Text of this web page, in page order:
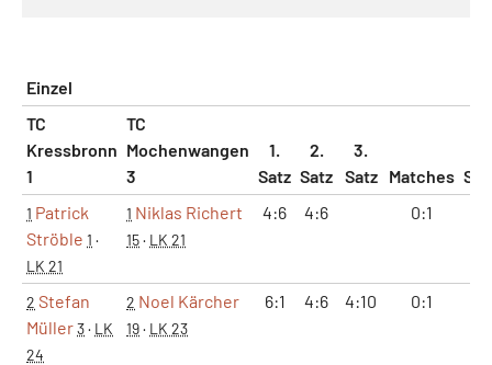
Einzel
TC
Kressbronn
1
TC
Mochenwangen
3
1.
Satz
2.
Satz
3.
Satz
Matches
1 Patrick
Ströble 1 ·
LK 21
1 Niklas Richert
15· LK 21
4:6 4:6 0:1
2 Stefan
Müller3· LK
24
2 Noel Kärcher
19· LK 23
6:1 4:6 4:10 0:1